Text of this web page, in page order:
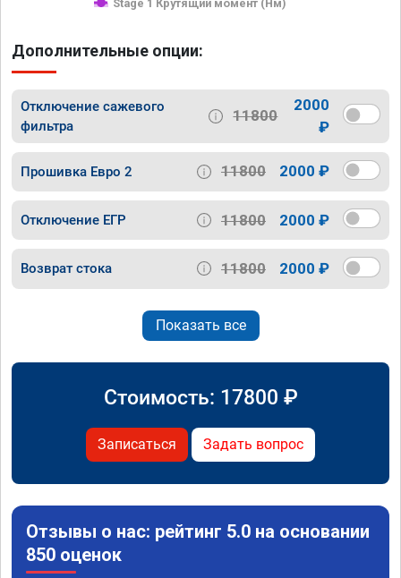
Stage 1 Крутящий момент (Нм)
Дополнительные опции:
Отключение сажевого
фильтра
11800
2000
₽
Прошивка Евро 2 11800 2000 ₽
Отключение ЕГР 11800 2000 ₽
Возврат стока 11800 2000 ₽
Показать все
Стоимость: 17800 ₽
Записаться Задать вопрос
Отзывы о нас: рейтинг 5.0 на основании
850 оценок